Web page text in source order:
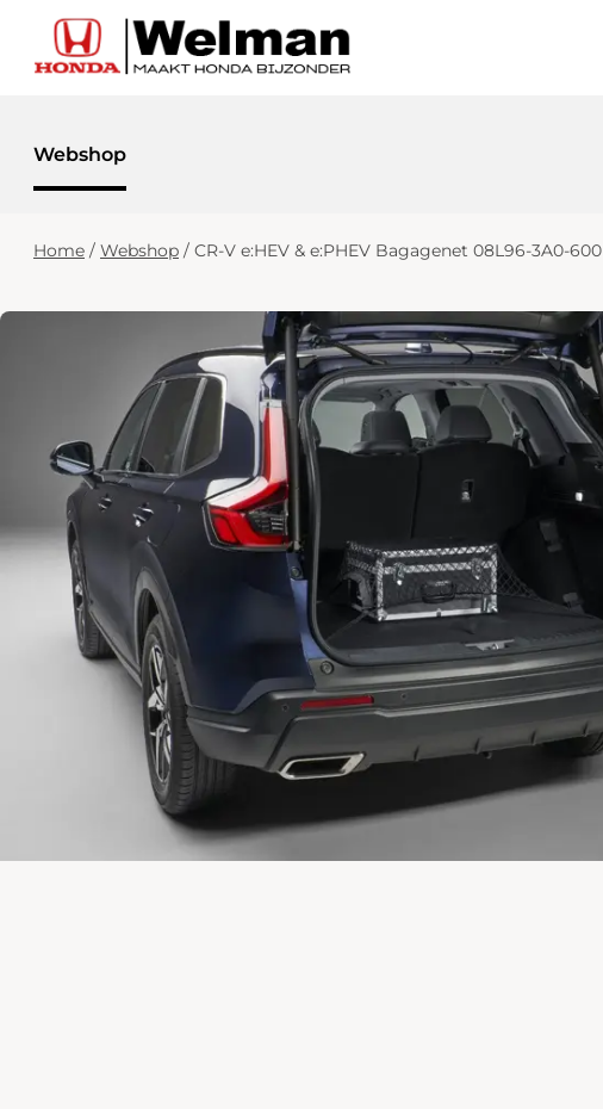
Webshop
Home / Webshop / CR-V e:HEV & e:PHEV Bagagenet 08L96-3A0-600